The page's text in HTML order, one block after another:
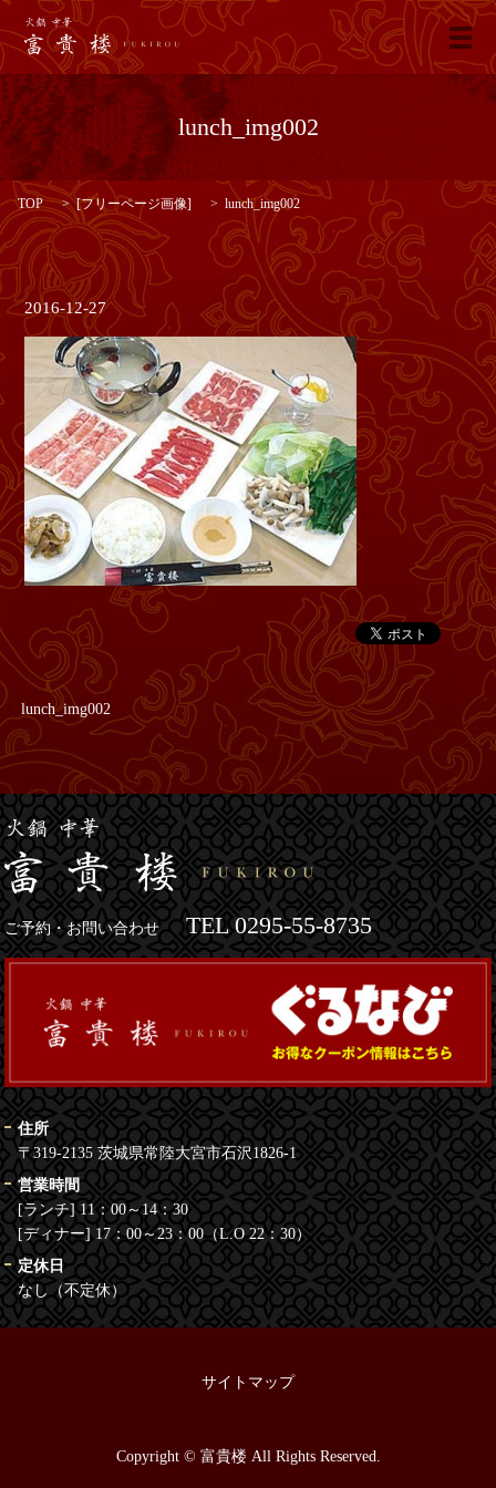
メ
lunch_img002
TOP [フリーページ画像] lunch_img002
2016-12-27
lunch_img002
ご予約・お問い合わせ TEL 0295-55-8735
住所
〒319-2135 茨城県常陸大宮市石沢1826-1
営業時間
[ランチ] 11：00～14：30
[ディナー] 17：00～23：00（L.O 22：30）
定休日
なし（不定休）
サイトマップ
Copyright © 富貴楼 All Rights Reserved.